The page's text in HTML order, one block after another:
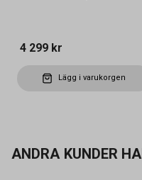
4 299 kr
Lägg i varukorgen
ANDRA KUNDER